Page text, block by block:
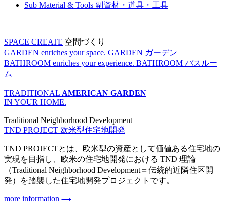
Sub Material & Tools 副資材・道具・工具
SPACE CREATE 空間づくり
GARDEN enriches your space. GARDEN ガーデン
BATHROOM enriches your experience. BATHROOM バスルー
ム
TRADITIONAL AMERICAN GARDEN
IN YOUR HOME.
Traditional Neighborhood Development
TND PROJECT 欧米型住宅地開発
TND PROJECTとは、欧米型の資産として価値ある住宅地の
実現を目指し、欧米の住宅地開発における TND 理論
（Traditional Neighborhood Development＝伝統的近隣住区開
発）を踏襲した住宅地開発プロジェクトです。
more information